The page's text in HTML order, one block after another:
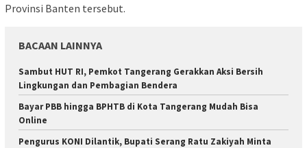
Provinsi Banten tersebut.
BACAAN LAINNYA
Sambut HUT RI, Pemkot Tangerang Gerakkan Aksi Bersih
Lingkungan dan Pembagian Bendera
Bayar PBB hingga BPHTB di Kota Tangerang Mudah Bisa
Online
Pengurus KONI Dilantik, Bupati Serang Ratu Zakiyah Minta